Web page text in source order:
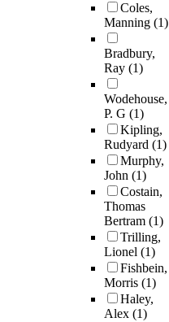
Coles,
Manning (1)
Bradbury,
Ray (1)
Wodehouse,
P. G (1)
Kipling,
Rudyard (1)
Murphy,
John (1)
Costain,
Thomas
Bertram (1)
Trilling,
Lionel (1)
Fishbein,
Morris (1)
Haley,
Alex (1)